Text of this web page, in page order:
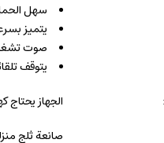
سهل
يتميز
صوت تشغيل
يتوقف
:
الجهاز يحتاج
صانعة ثلج